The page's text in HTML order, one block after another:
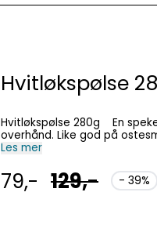
Hvitløkspølse
Hvitløkspølse 280g En spekepølse tilsatt mye hvitløk, uten at hvitløkssmaken tar
overhånd. Like god
Les mer
79,- 129,- - 39%